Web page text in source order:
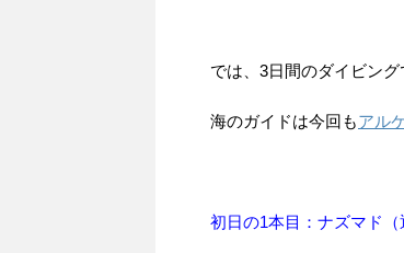
では、3日間のダイビン
海のガイドは今回もアル
初日の1本目：ナズマド（